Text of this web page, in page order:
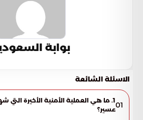
بوابة
الاسئلة الشائعة
01 1. ما هي العملية الأمنية الأخيرة
عسير؟